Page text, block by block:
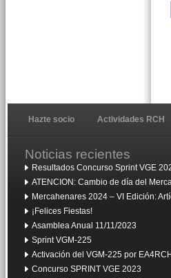
Hazte socio Actividades RCH
Noticias recientes
Resultados Concurso Sprint VGE
ATENCION: Cambio de día del
Mercahenares 2024 – VI Edición:
¡Felices Fiestas!
Asamblea Anual 11/11/2023
Sprint VGM-225
Activación del VGM-225 por EA4RCH
Concurso SPRINT VGE 2023